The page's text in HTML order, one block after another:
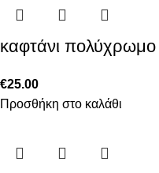
καφτάνι πολύχρωμο
€25.00
Προσθήκη στο καλάθι